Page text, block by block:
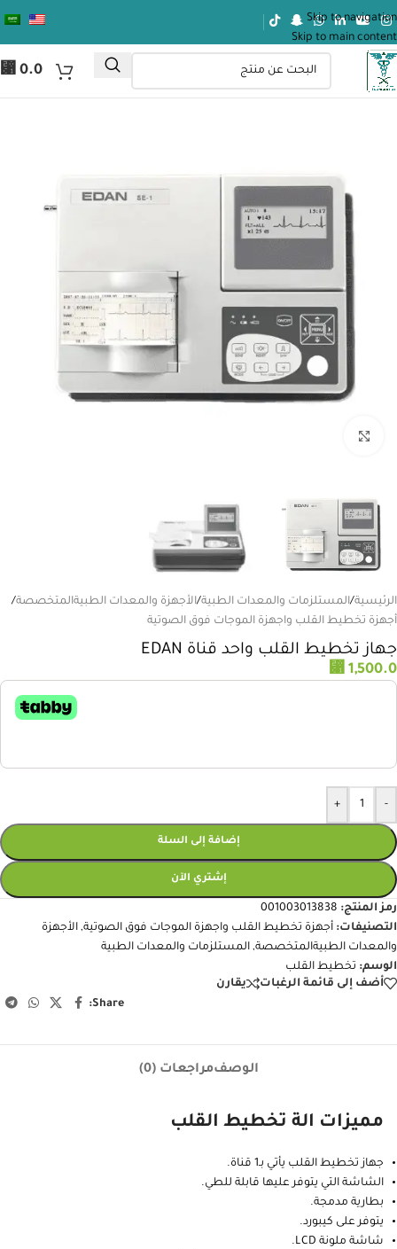
Skip to navigation
Skip to main content
⃁ 0.0
الرئيسية/المستلزمات والمعدات الطبية/الأجهزة والمعدات الطبيةالمتخصصة/
أجهزة تخطيط القلب واجهزة الموجات فوق الصوتية
جهاز تخطيط القلب واحد قناة EDAN
⃁ 1,500.0
-
+
إضافة إلى السلة
إشتري الآن
رمز المنتج: 001003013838
التصنيفات: أجهزة تخطيط القلب واجهزة الموجات فوق الصوتية, الأجهزة
والمعدات الطبيةالمتخصصة, المستلزمات والمعدات الطبية
الوسم: تخطيط القلب
أضف إلى قائمة الرغبات
يقارن
Share:
الوصفمراجعات (0)
مميزات الة تخطيط القلب
جهاز تخطيط القلب يأتي بـ1 قناة.
الشاشة التي يتوفر عليها قابلة للطي.
بطارية مدمجة.
يتوفر على كيبورد.
شاشة ملونة LCD.